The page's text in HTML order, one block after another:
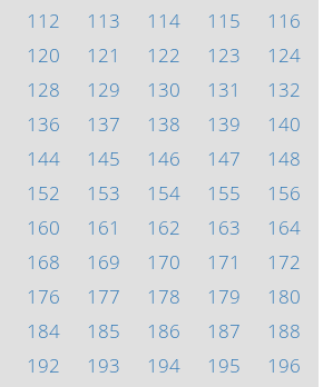
112 113 114 115
116
120 121 122 123
124
128 129 130 131
132
136 137 138 139
140
144 145 146 147
148
152 153 154 155
156
160 161 162 163
164
168 169 170 171
172
176 177 178 179
180
184 185 186 187
188
192 193 194 195
196